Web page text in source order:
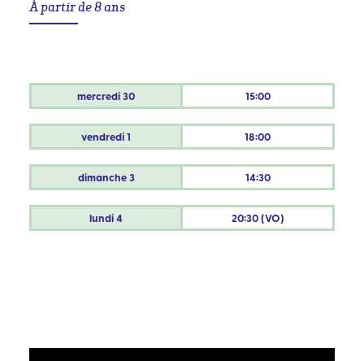
À partir de 8 ans
mercredi30 15:00
vendredi1 18:00
dimanche3 14:30
lundi4 20:30 (VO)